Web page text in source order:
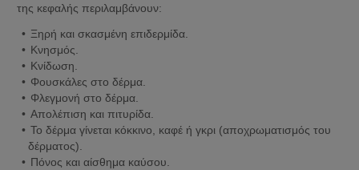
της κεφαλής περιλαμβάνουν:
Ξηρή και σκασμένη επιδερμίδα.
Κνησμός.
Κνίδωση.
Φουσκάλες στο δέρμα.
Φλεγμονή στο δέρμα.
Απολέπιση και πιτυρίδα.
Το δέρμα γίνεται κόκκινο, καφέ ή γκρι (αποχρωματισμός του
δέρματος).
Πόνος και αίσθημα καύσου.